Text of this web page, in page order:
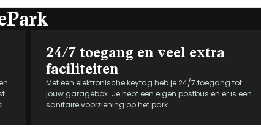
24/7 toegang en veel extra
faciliteiten
Met een elektronische keytag heb je 24/7 toegang tot
jouw garagebox. Je hebt een eigen postbus en er is een
sanitaire voorziening op het park.